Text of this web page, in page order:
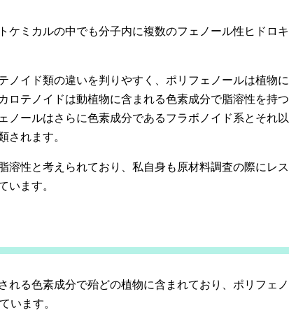
ケミカルの中でも分子内に複数のフェノール性ヒドロキ
ノイド類の違いを判りやすく、ポリフェノールは植物に
ロテノイドは動植物に含まれる色素成分で脂溶性を持つ
ノールはさらに色素成分であるフラボノイド系とそれ以
されます。
溶性と考えられており、私自身も原材料調査の際にレス
います。
れる色素成分で殆どの植物に含まれており、ポリフェノ
います。